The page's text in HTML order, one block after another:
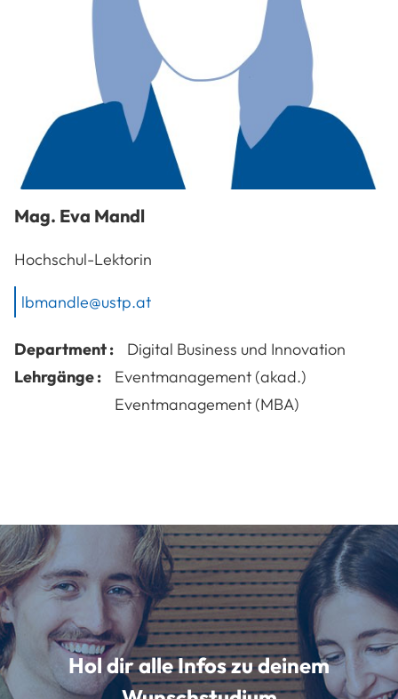
Mag. Eva Mandl
Hochschul-Lektorin
lbmandle@ustp.at
Department :
Digital Business und Innovation
Lehrgänge :
Eventmanagement (akad.)
Eventmanagement (MBA)
Hol dir alle Infos zu deinem